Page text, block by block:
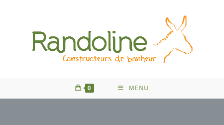
0 MENU